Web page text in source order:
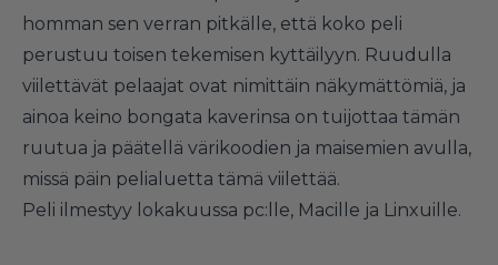
homman sen verran pitkälle, että koko peli
perustuu toisen tekemisen kyttäilyyn. Ruudulla
viilettävät pelaajat ovat nimittäin näkymättömiä, ja
ainoa keino bongata kaverinsa on tuijottaa tämän
ruutua ja päätellä värikoodien ja maisemien avulla,
missä päin pelialuetta tämä viilettää.
Peli ilmestyy lokakuussa pc:lle, Macille ja Linxuille.